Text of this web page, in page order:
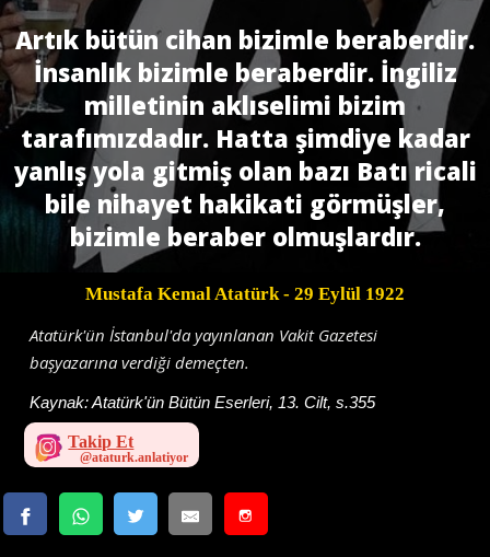
Artık bütün cihan bizimle beraberdir.
İnsanlık bizimle beraberdir. İngiliz
milletinin aklıselimi bizim
tarafımızdadır. Hatta şimdiye kadar
yanlış yola gitmiş olan bazı Batı ricali
bile nihayet hakikati görmüşler,
bizimle beraber olmuşlardır.
Mustafa Kemal Atatürk- 29 Eylül 1922
Atatürk'ün İstanbul'da yayınlanan Vakit Gazetesi
başyazarına verdiği demeçten.
Kaynak:Atatürk'ün Bütün Eserleri, 13. Cilt, s.355
Takip Et